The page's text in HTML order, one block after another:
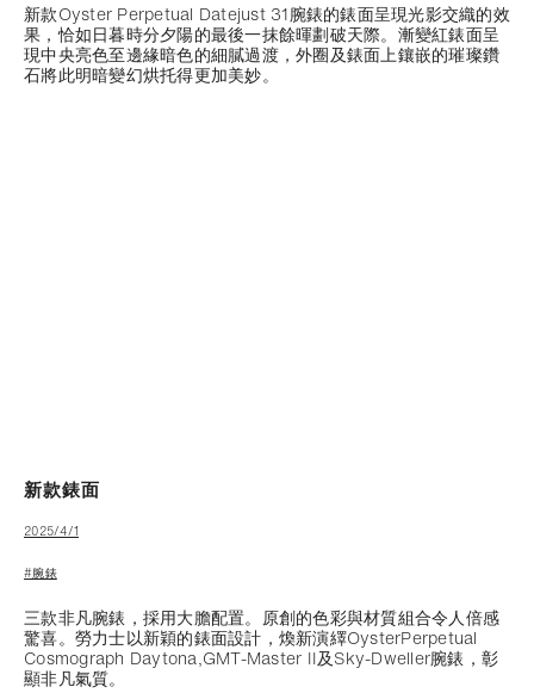
新款Oyster Perpetual Datejust 31腕錶的錶面呈現光影交織的效
果，恰如日暮時分夕陽的最後一抹餘暉劃破天際。漸變紅錶面呈
現中央亮色至邊緣暗色的細膩過渡，外圈及錶面上鑲嵌的璀璨鑽
石將此明暗變幻烘托得更加美妙。
新款錶面
2025/4/1
#腕錶
三款非凡腕錶，採用大膽配置。原創的色彩與材質組合令人倍感
驚喜。勞力士以新穎的錶面設計，煥新演繹OysterPerpetual
Cosmograph Daytona,GMT-Master II及Sky-Dweller腕錶，彰
顯非凡氣質。